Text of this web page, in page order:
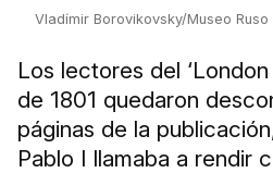
Vladímir Borovikovsky/Museo Ruso
Los lectores del
de 1801 quedaron
páginas de la
Pablo I llamaba a rendir